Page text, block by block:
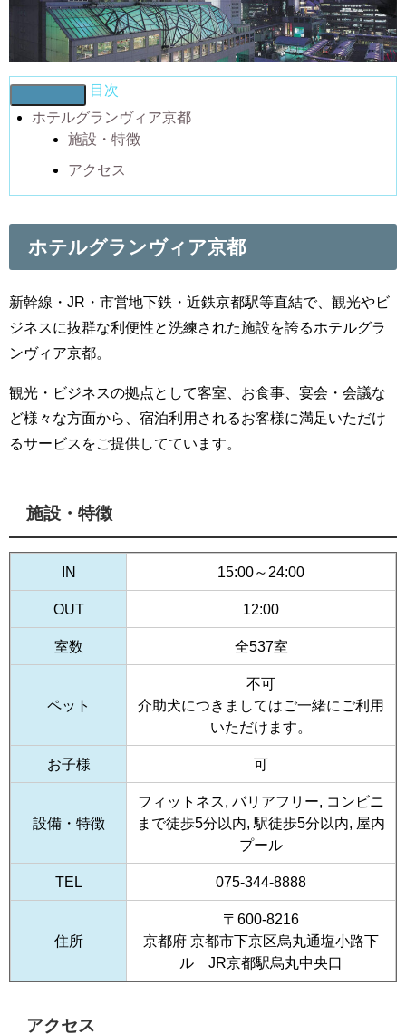
目次
ホテルグランヴィア京都
施設・特徴
アクセス
ホテルグランヴィア京都
新幹線・JR・市営地下鉄・近鉄京都駅等直結で、観光やビ
ジネスに抜群な利便性と洗練された施設を誇るホテルグラ
ンヴィア京都。
観光・ビジネスの拠点として客室、お食事、宴会・会議な
ど様々な方面から、宿泊利用されるお客様に満足いただけ
るサービスをご提供してています。
施設・特徴
IN 15:00～24:00
OUT 12:00
室数 全537室
ペット
不可
介助犬につきましてはご一緒にご利用
いただけます。
お子様 可
設備・特徴
フィットネス, バリアフリー, コンビニ
まで徒歩5分以内, 駅徒歩5分以内, 屋内
プール
TEL 075-344-8888
住所
〒600-8216
京都府 京都市下京区烏丸通塩小路下
ル JR京都駅烏丸中央口
アクセス